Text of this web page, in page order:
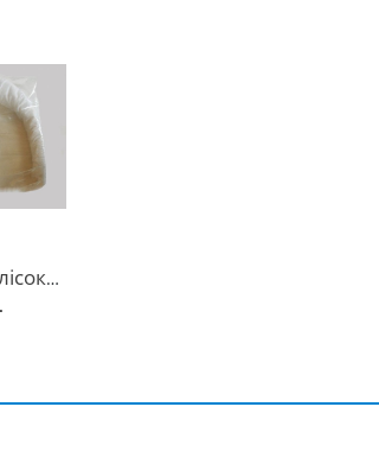
метра